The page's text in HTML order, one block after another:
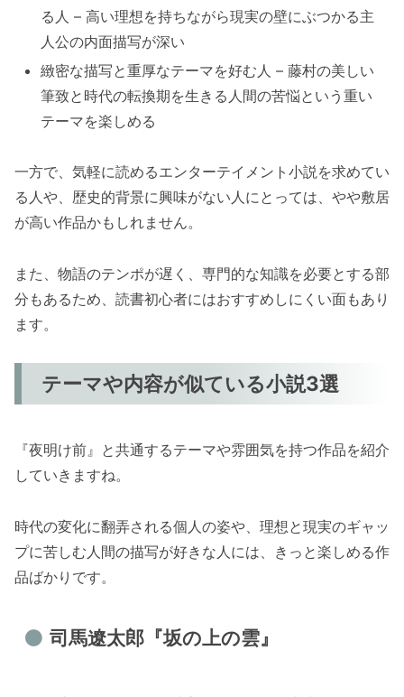
る人 – 高い理想を持ちながら現実の壁にぶつかる主
人公の内面描写が深い
緻密な描写と重厚なテーマを好む人 – 藤村の美しい
筆致と時代の転換期を生きる人間の苦悩という重い
テーマを楽しめる
一方で、気軽に読めるエンターテイメント小説を求めてい
る人や、歴史的背景に興味がない人にとっては、やや敷居
が高い作品かもしれません。
また、物語のテンポが遅く、専門的な知識を必要とする部
分もあるため、読書初心者にはおすすめしにくい面もあり
ます。
テーマや内容が似ている小説3選
『夜明け前』と共通するテーマや雰囲気を持つ作品を紹介
していきますね。
時代の変化に翻弄される個人の姿や、理想と現実のギャッ
プに苦しむ人間の描写が好きな人には、きっと楽しめる作
品ばかりです。
司馬遼太郎『坂の上の雲』